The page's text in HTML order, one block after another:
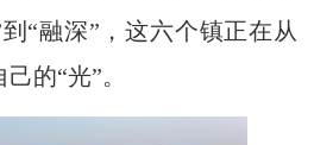
“融深”，这六个镇正在从
的“光”。